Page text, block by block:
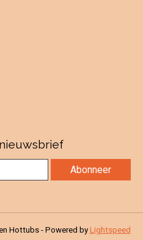
Abonneer
Hottubs - Powered by Lightspeed